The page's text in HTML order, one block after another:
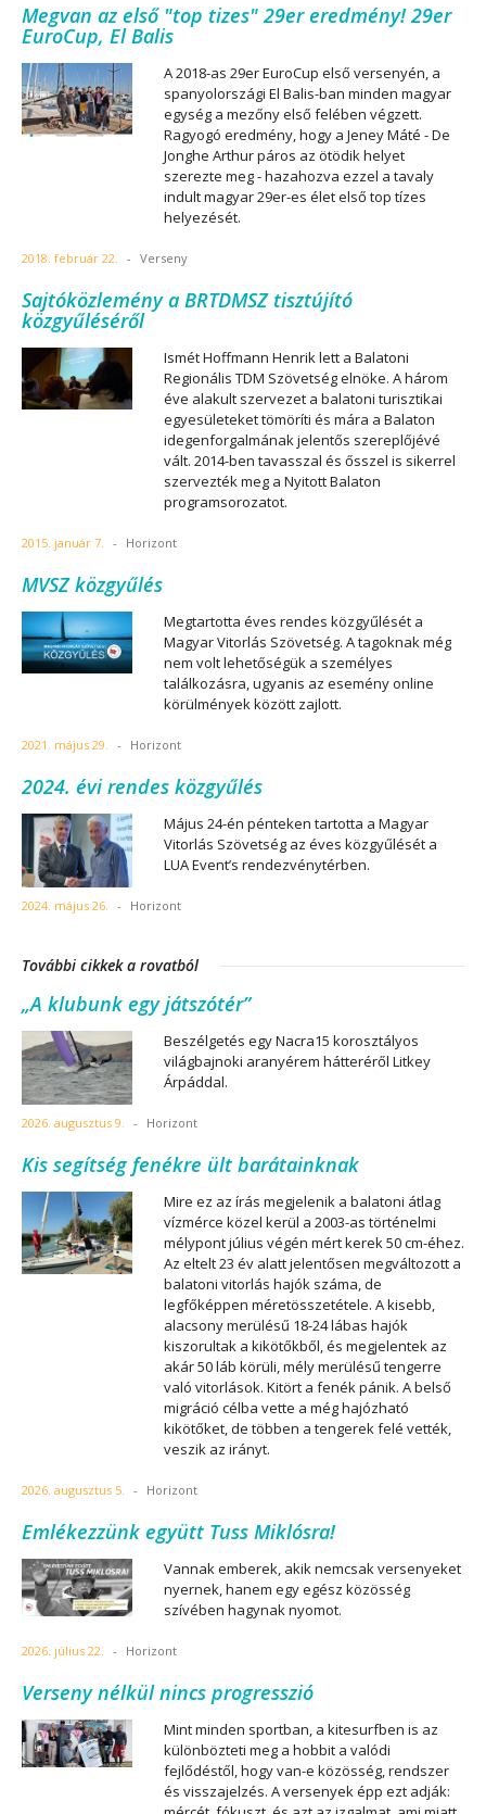
Megvan az első "top tizes" 29er eredmény! 29er
EuroCup, El Balis
A 2018-as 29er EuroCup első versenyén, a
spanyolországi El Balis-ban minden magyar
egység a mezőny első felében végzett.
Ragyogó eredmény, hogy a Jeney Máté - De
Jonghe Arthur páros az ötödik helyet
szerezte meg - hazahozva ezzel a tavaly
indult magyar 29er-es élet első top tízes
helyezését.
2018. február 22. - Verseny
Sajtóközlemény a BRTDMSZ tisztújító
közgyűléséről
Ismét Hoffmann Henrik lett a Balatoni
Regionális TDM Szövetség elnöke. A három
éve alakult szervezet a balatoni turisztikai
egyesületeket tömöríti és mára a Balaton
idegenforgalmának jelentős szereplőjévé
vált. 2014-ben tavasszal és ősszel is sikerrel
szervezték meg a Nyitott Balaton
programsorozatot.
2015. január 7. - Horizont
MVSZ közgyűlés
Megtartotta éves rendes közgyűlését a
Magyar Vitorlás Szövetség. A tagoknak még
nem volt lehetőségük a személyes
találkozásra, ugyanis az esemény online
körülmények között zajlott.
2021. május 29. - Horizont
2024. évi rendes közgyűlés
Május 24-én pénteken tartotta a Magyar
Vitorlás Szövetség az éves közgyűlését a
LUA Event’s rendezvénytérben.
2024. május 26. - Horizont
További cikkek a rovatból
„A klubunk egy játszótér”
Beszélgetés egy Nacra15 korosztályos
világbajnoki aranyérem hátteréről Litkey
Árpáddal.
2026. augusztus 9. - Horizont
Kis segítség fenékre ült barátainknak
Mire ez az írás megjelenik a balatoni átlag
vízmérce közel kerül a 2003-as történelmi
mélypont július végén mért kerek 50 cm-éhez.
Az eltelt 23 év alatt jelentősen megváltozott a
balatoni vitorlás hajók száma, de
legfőképpen méretösszetétele. A kisebb,
alacsony merülésű 18-24 lábas hajók
kiszorultak a kikötőkből, és megjelentek az
akár 50 láb körüli, mély merülésű tengerre
való vitorlások. Kitört a fenék pánik. A belső
migráció célba vette a még hajózható
kikötőket, de többen a tengerek felé vették,
veszik az irányt.
2026. augusztus 5. - Horizont
Emlékezzünk együtt Tuss Miklósra!
Vannak emberek, akik nemcsak versenyeket
nyernek, hanem egy egész közösség
szívében hagynak nyomot.
2026. július 22. - Horizont
Verseny nélkül nincs progresszió
Mint minden sportban, a kitesurfben is az
különbözteti meg a hobbit a valódi
fejlődéstől, hogy van-e közösség, rendszer
és visszajelzés. A versenyek épp ezt adják: